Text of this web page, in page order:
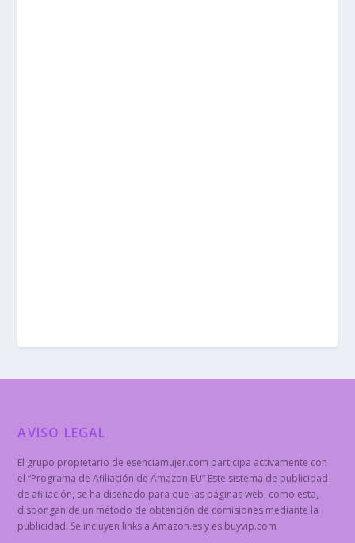
AVISO LEGAL
El grupo propietario de esenciamujer.com participa activamente con
el “Programa de Afiliación de Amazon EU” Este sistema de publicidad
de afiliación, se ha diseñado para que las páginas web, como esta,
dispongan de un método de obtención de comisiones mediante la
publicidad. Se incluyen links a Amazon.es y es.buyvip.com